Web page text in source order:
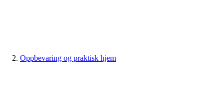
Oppbevaring og praktisk hjem